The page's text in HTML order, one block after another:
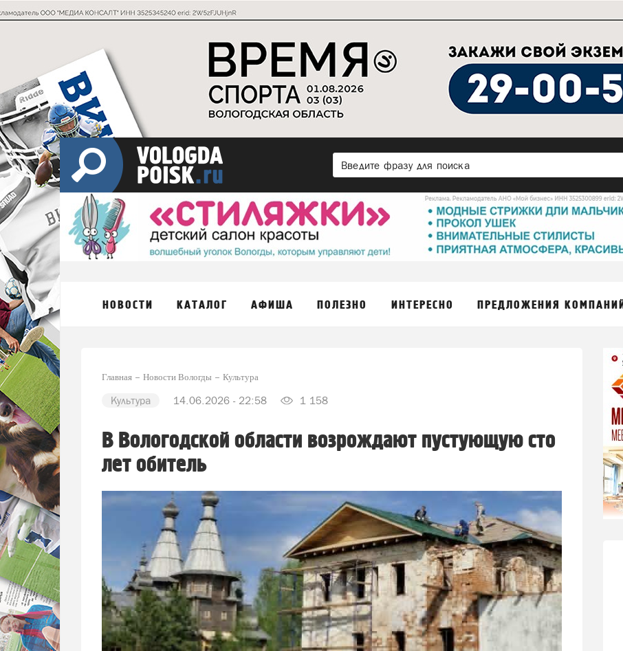
НОВОСТИ КАТАЛОГ АФИША ПОЛЕЗНО ИНТЕРЕСНО ПРЕДЛОЖЕНИЯ
Главная Новости Вологды Культура
Культура 14.06.2026 - 22:58 1 158
В Вологодской области возрождают пустующую сто
лет обитель